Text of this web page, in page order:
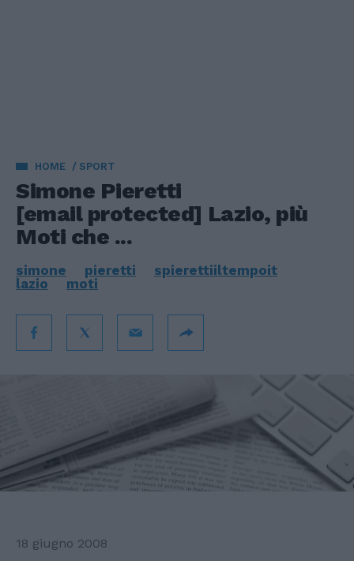
HOME SPORT
Simone Pieretti
[email protected] Lazio, più
Moti che ...
simone pieretti
spierettiiltempoit
lazio
moti
18 giugno 2008